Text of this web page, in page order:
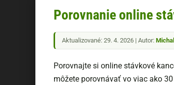
Porovnanie online
Aktualizované: 29. 4. 2026 | Autor:
Porovnajte si online stávkové
môžete porovnávať vo viac ako